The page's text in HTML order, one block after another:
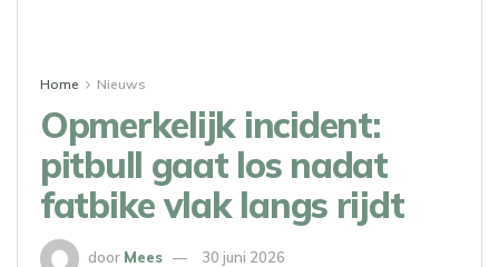
Home Nieuws
Opmerkelijk incident:
pitbull gaat los nadat
fatbike vlak langs rijdt
door Mees 30 juni 2026